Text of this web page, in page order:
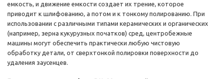
емкость, и движение емкости создает их трение, которое
приводит к шлифованию, а потом и к тонкому полированию. При
использовании с различными типами керамических и органических
(например, зерна кукурузных початков) сред, центробежные
машины могут обеспечить практически любую чистовую
обработку детали, от сверхтонкой полировки поверхности до
удаления заусенцев.